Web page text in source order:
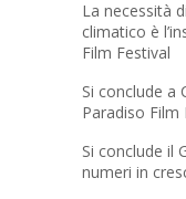
La necessità
climatico è
Film Festival
Si conclude a
Paradiso Film
Si conclude il
numeri in